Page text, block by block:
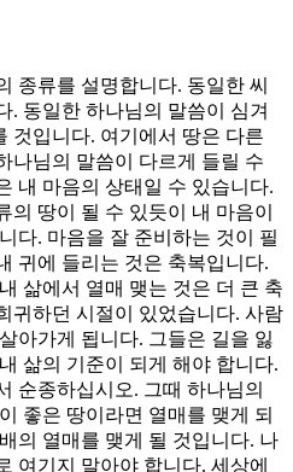
종류를 설명합니다. 동일한 씨
. 동일한 하나님의 말씀이 심겨
것입니다. 여기에서 땅은 다른
나님의 말씀이 다르게 들릴 수
내 마음의 상태일 수 있습니다.
의 땅이 될 수 있듯이 내 마음이
다. 마음을 잘 준비하는 것이 필
귀에 들리는 것은 축복입니다.
삶에서 열매 맺는 것은 더 큰 축
귀하던 시절이 있었습니다. 사람
아가게 됩니다. 그들은 길을 잃
삶의 기준이 되게 해야 합니다.
순종하십시오. 그때 하나님의
좋은 땅이라면 열매를 맺게 되
의 열매를 맺게 될 것입니다. 나
여기지 말아야 합니다. 세상에